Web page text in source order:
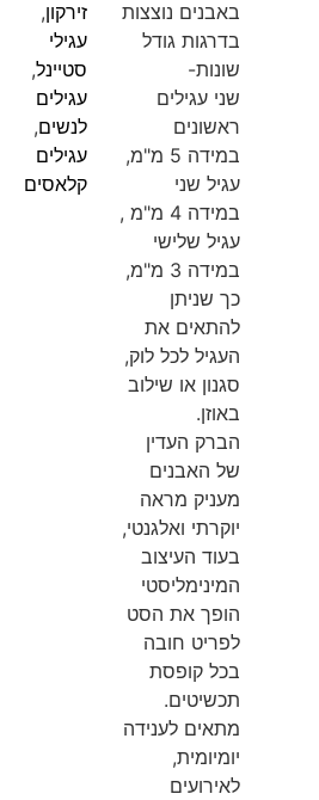
באבנים נוצצות
בדרגות גודל
שני עגילים
ראשונים
במידה 5 מ"מ,
עגיל שני
במידה 4 מ"מ ,
עגיל שלישי
במידה 3 מ"מ,
כך שניתן
להתאים את
העגיל לכל לוק,
סגנון או שילוב
הברק העדין
של האבנים
מעניק מראה
יוקרתי ואלגנטי,
בעוד העיצוב
המינימליסטי
הופך את הסט
לפריט חובה
בכל קופסת
תכשיטים.
מתאים לענידה
יומיומית,
לאירועים
זירקון
עגילי
עגילים
קלאסים